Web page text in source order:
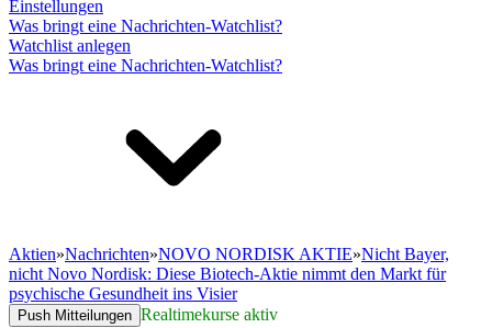
Einstellungen
Was bringt eine Nachrichten-Watchlist?
Watchlist anlegen
Was bringt eine Nachrichten-Watchlist?
Aktien»Nachrichten»NOVO NORDISK AKTIE»Nicht Bayer,
nicht Novo Nordisk: Diese Biotech-Aktie nimmt den Markt für
psychische Gesundheit ins Visier
Push Mitteilungen Realtimekurse aktiv